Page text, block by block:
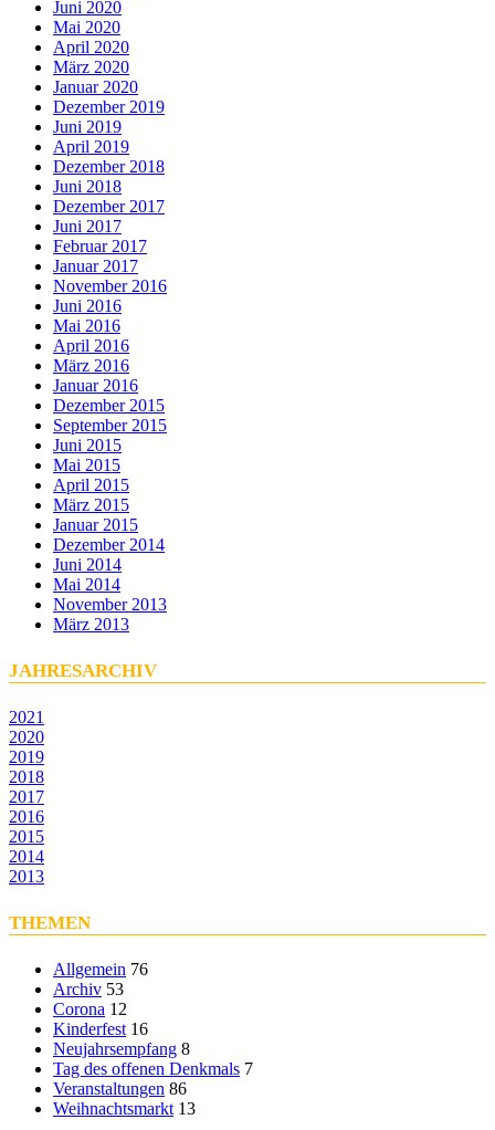
Juni 2020
Mai 2020
April 2020
März 2020
Januar 2020
Dezember 2019
Juni 2019
April 2019
Dezember 2018
Juni 2018
Dezember 2017
Juni 2017
Februar 2017
Januar 2017
November 2016
Juni 2016
Mai 2016
April 2016
März 2016
Januar 2016
Dezember 2015
September 2015
Juni 2015
Mai 2015
April 2015
März 2015
Januar 2015
Dezember 2014
Juni 2014
Mai 2014
November 2013
März 2013
JAHRESARCHIV
2021
2020
2019
2018
2017
2016
2015
2014
2013
THEMEN
Allgemein 76
Archiv 53
Corona 12
Kinderfest 16
Neujahrsempfang 8
Tag des offenen Denkmals 7
Veranstaltungen 86
Weihnachtsmarkt 13